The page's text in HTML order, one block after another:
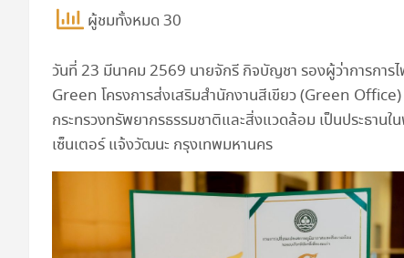
ผู้ชมทั้งหมด 30
วันที่ 23 มีนาคม 2569 นายจักรี กิจบัญชา รองผู้ว่าการกา
Green โครงการส่งเสริมสำนักงานสีเขียว (Green
กระทรวงทรัพยากรธรรมชาติและสิ่งแวดล้อม เป็นประธาน
เซ็นเตอร์ แจ้งวัฒนะ กรุงเทพมหานคร